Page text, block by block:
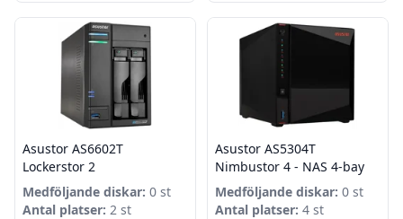
Asustor AS6602T
Lockerstor 2
Medföljande diskar: 0 st
Antal platser: 2 st
Asustor AS5304T
Nimbustor 4 - NAS 4-bay
Medföljande diskar: 0 st
Antal platser: 4 st